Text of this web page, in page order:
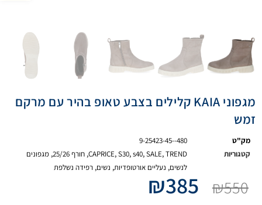
מגפוני KAIA קלילים בצבע טאופ בהיר עם מרקם
זמש
מק"ט
9-25423-45--480
קטגוריות
CAPRICE,S30,s40,SALE,TREND
, חורף 25/26 , מגפונים
לנשים, נעליים אורטופדיות, נשים, רפידה נשלפת
₪550
₪385